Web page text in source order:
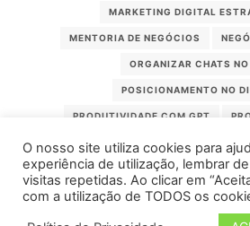
MARKETING DIGITAL
MENTORIA DE NEGÓCIOS
ORGANIZAR CHATS
POSICIONAMENTO NO
PRODUTIVIDADE COM GPT
USAR GPT NO INSTAGRAM E
Flow Marketing Digital 2026 -
O nosso site utiliza cookies para
experiência de utilização, lembrar
visitas repetidas. Ao clicar em
com a utilização de TODOS os